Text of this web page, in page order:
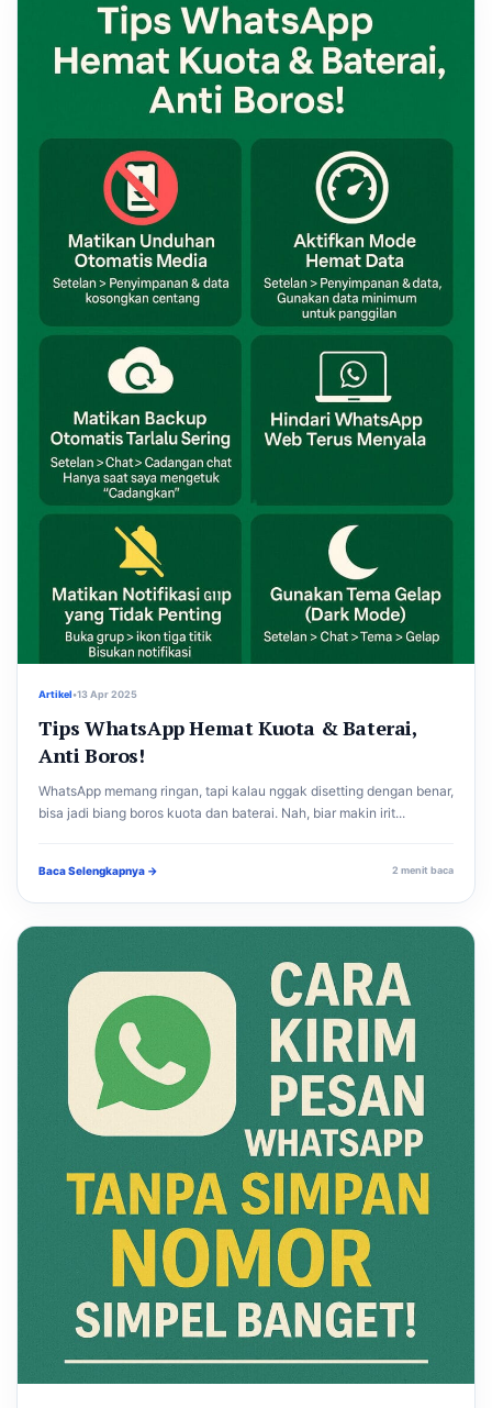
Artikel•13 Apr 2025
Tips WhatsApp Hemat Kuota & Baterai,
Anti Boros!
WhatsApp memang ringan, tapi kalau nggak disetting dengan benar,
bisa jadi biang boros kuota dan baterai. Nah, biar makin irit...
Baca Selengkapnya → 2 menit baca